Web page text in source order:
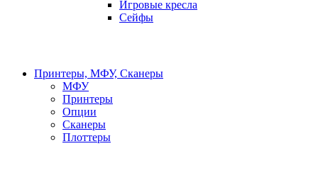
Игровые кресла
Сейфы
Принтеры, МФУ, Сканеры
МФУ
Принтеры
Опции
Сканеры
Плоттеры